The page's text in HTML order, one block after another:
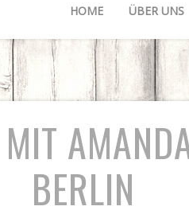
HOME ÜBER UNS
BERLIN